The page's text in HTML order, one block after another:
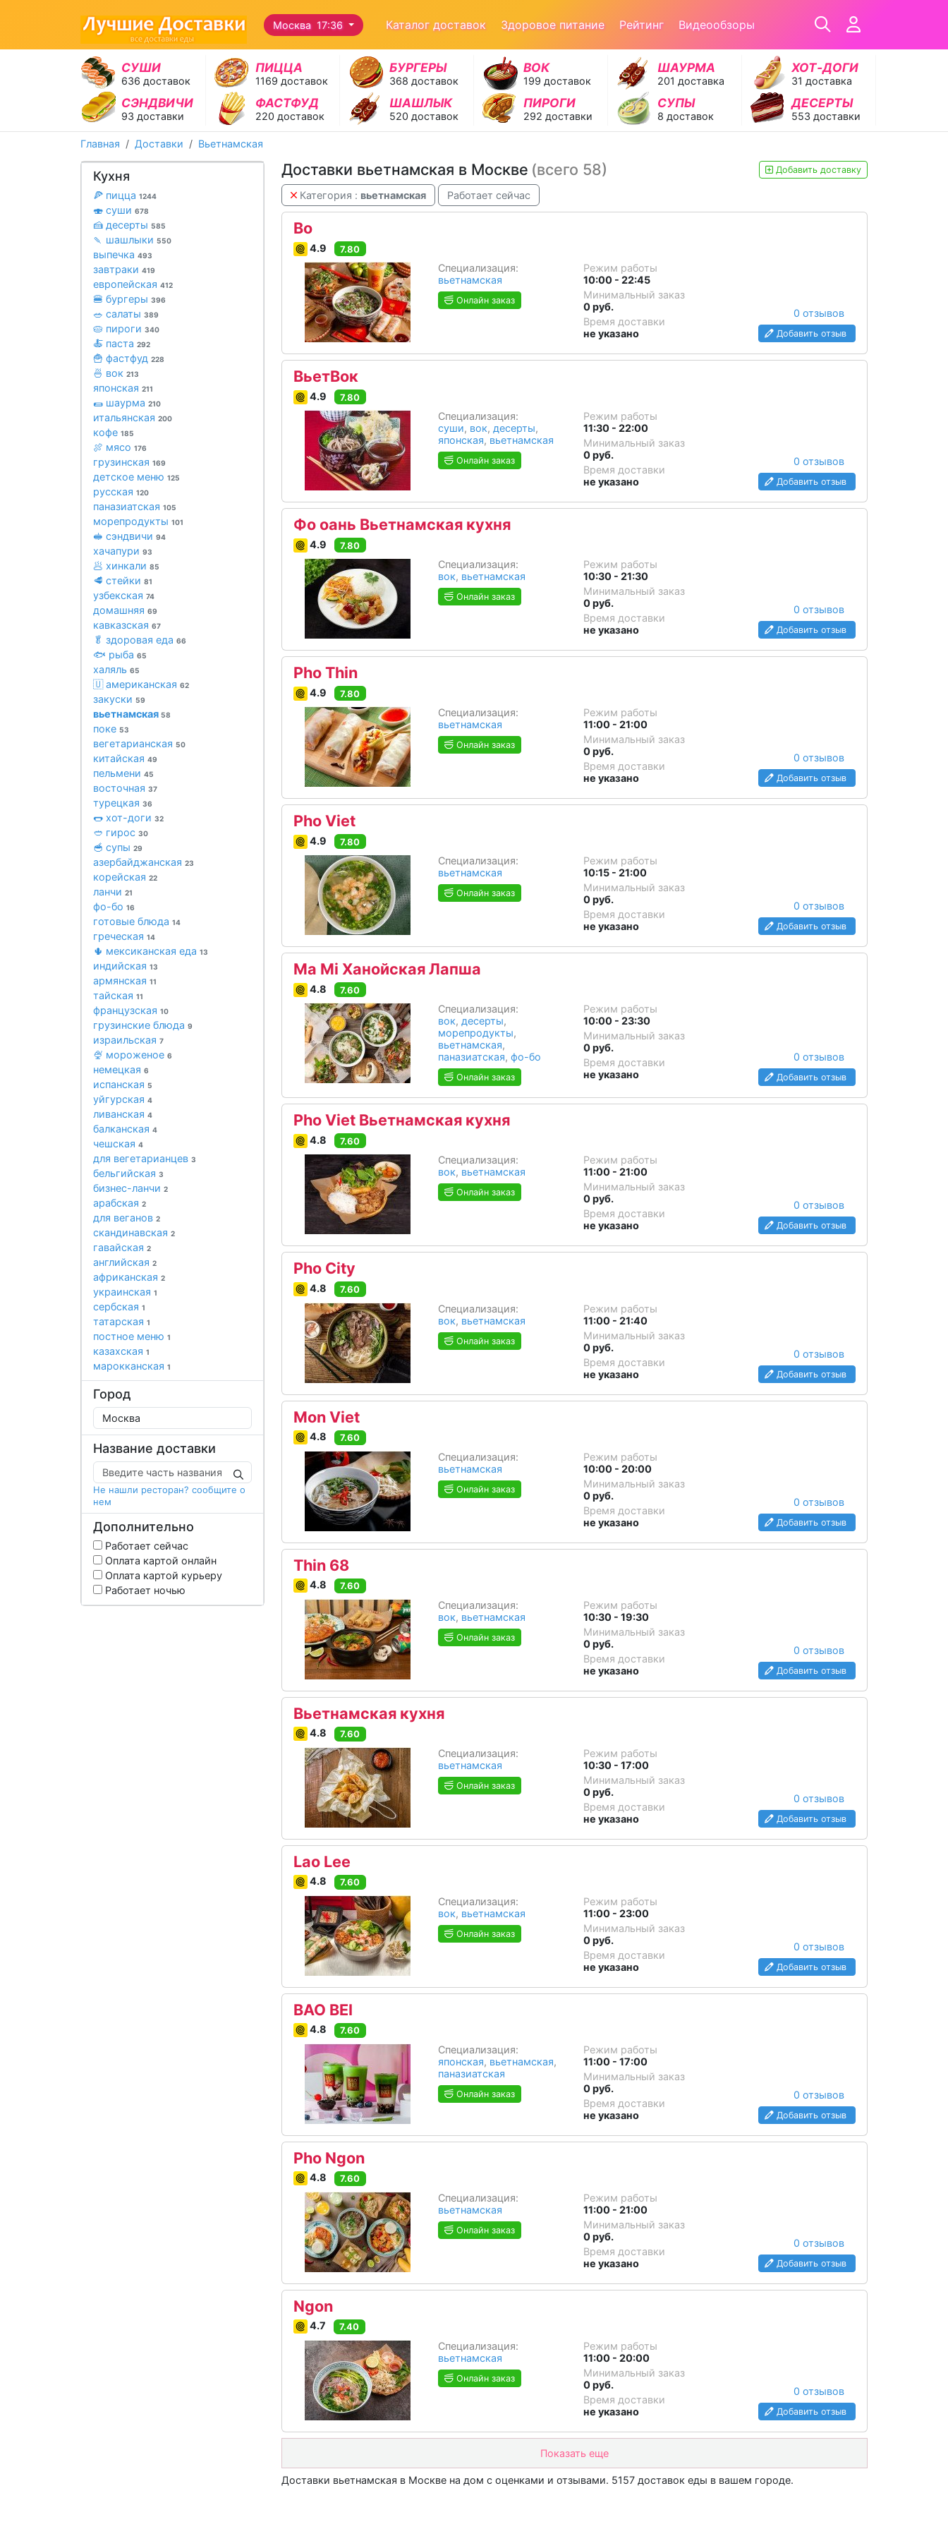
Москва 17:36 Каталог доставок Здоровое питание Рейтинг Видеообзоры
СУШИ
636 доставок
ПИЦЦА
1169 доставок
БУРГЕРЫ
368 доставок
ВОК
199 доставок
ШАУРМА
201 доставка
ХОТ‑ДОГИ
31 доставка
СЭНДВИЧИ
93 доставки
ФАСТФУД
220 доставок
ШАШЛЫК
520 доставок
ПИРОГИ
292 доставки
СУПЫ
8 доставок
ДЕСЕРТЫ
553 доставки
Главная Доставки Вьетнамская
Кухня
🍕 пицца 1244
🍣 суши 678
🍰 десерты 585
🍡 шашлыки 550
выпечка 493
завтраки 419
европейская 412
🍔 бургеры 396
🥗 салаты 389
🥧 пироги 340
🍝 паста 292
🍟 фастфуд 228
🍜 вок 213
японская 211
🌯 шаурма 210
итальянская 200
кофе 185
🍖 мясо 176
грузинская 169
детское меню 125
русская 120
паназиатская 105
морепродукты 101
🥪 сэндвичи 94
хачапури 93
🥟 хинкали 85
🥩 стейки 81
узбекская 74
домашняя 69
кавказская 67
🥬 здоровая еда 66
🐟 рыба 65
халяль 65
🇺 американская 62
закуски 59
вьетнамская 58
поке 53
вегетарианская 50
китайская 49
пельмени 45
восточная 37
турецкая 36
🌭 хот-доги 32
🥙 гирос 30
🥣 супы 29
азербайджанская 23
корейская 22
ланчи 21
фо-бо 16
готовые блюда 14
греческая 14
🌵 мексиканская еда 13
индийская 13
армянская 11
тайская 11
французская 10
грузинские блюда 9
израильская 7
🍨 мороженое 6
немецкая 6
испанская 5
уйгурская 4
ливанская 4
балканская 4
чешская 4
для вегетарианцев 3
бельгийская 3
бизнес-ланчи 2
арабская 2
для веганов 2
скандинавская 2
гавайская 2
английская 2
африканская 2
украинская 1
сербская 1
татарская 1
постное меню 1
казахская 1
марокканская 1
Город
Название доставки
Не нашли ресторан? сообщите о
нем
Дополнительно
Работает сейчас
Оплата картой онлайн
Оплата картой курьеру
Работает ночью
Доставки вьетнамская в Москве (всего 58) Добавить доставку
Категория : вьетнамская Работает сейчас
Bo
4.9 7.80
Специализация:
вьетнамская
Онлайн заказ
Режим работы
10:00 - 22:45
Минимальный заказ
0 руб.
Время доставки
не указано
0 отзывов
Добавить отзыв
ВьетВок
4.9 7.80
Специализация:
суши, вок, десерты,
японская, вьетнамская
Онлайн заказ
Режим работы
11:30 - 22:00
Минимальный заказ
0 руб.
Время доставки
не указано
0 отзывов
Добавить отзыв
Фо оань Вьетнамская кухня
4.9 7.80
Специализация:
вок, вьетнамская
Онлайн заказ
Режим работы
10:30 - 21:30
Минимальный заказ
0 руб.
Время доставки
не указано
0 отзывов
Добавить отзыв
Pho Thin
4.9 7.80
Специализация:
вьетнамская
Онлайн заказ
Режим работы
11:00 - 21:00
Минимальный заказ
0 руб.
Время доставки
не указано
0 отзывов
Добавить отзыв
Pho Viet
4.9 7.80
Специализация:
вьетнамская
Онлайн заказ
Режим работы
10:15 - 21:00
Минимальный заказ
0 руб.
Время доставки
не указано
0 отзывов
Добавить отзыв
Ma Mi Ханойская Лапша
4.8 7.60
Специализация:
вок, десерты,
морепродукты,
вьетнамская,
паназиатская,фо-бо
Онлайн заказ
Режим работы
10:00 - 23:30
Минимальный заказ
0 руб.
Время доставки
не указано
0 отзывов
Добавить отзыв
Pho Viet Вьетнамская кухня
4.8 7.60
Специализация:
вок, вьетнамская
Онлайн заказ
Режим работы
11:00 - 21:00
Минимальный заказ
0 руб.
Время доставки
не указано
0 отзывов
Добавить отзыв
Pho City
4.8 7.60
Специализация:
вок, вьетнамская
Онлайн заказ
Режим работы
11:00 - 21:40
Минимальный заказ
0 руб.
Время доставки
не указано
0 отзывов
Добавить отзыв
Mon Viet
4.8 7.60
Специализация:
вьетнамская
Онлайн заказ
Режим работы
10:00 - 20:00
Минимальный заказ
0 руб.
Время доставки
не указано
0 отзывов
Добавить отзыв
Thin 68
4.8 7.60
Специализация:
вок, вьетнамская
Онлайн заказ
Режим работы
10:30 - 19:30
Минимальный заказ
0 руб.
Время доставки
не указано
0 отзывов
Добавить отзыв
Вьетнамская кухня
4.8 7.60
Специализация:
вьетнамская
Онлайн заказ
Режим работы
10:30 - 17:00
Минимальный заказ
0 руб.
Время доставки
не указано
0 отзывов
Добавить отзыв
Lao Lee
4.8 7.60
Специализация:
вок, вьетнамская
Онлайн заказ
Режим работы
11:00 - 23:00
Минимальный заказ
0 руб.
Время доставки
не указано
0 отзывов
Добавить отзыв
BAO BEI
4.8 7.60
Специализация:
японская, вьетнамская,
паназиатская
Онлайн заказ
Режим работы
11:00 - 17:00
Минимальный заказ
0 руб.
Время доставки
не указано
0 отзывов
Добавить отзыв
Pho Ngon
4.8 7.60
Специализация:
вьетнамская
Онлайн заказ
Режим работы
11:00 - 21:00
Минимальный заказ
0 руб.
Время доставки
не указано
0 отзывов
Добавить отзыв
Ngon
4.7 7.40
Специализация:
вьетнамская
Онлайн заказ
Режим работы
11:00 - 20:00
Минимальный заказ
0 руб.
Время доставки
не указано
0 отзывов
Добавить отзыв
Показать еще
Доставки вьетнамская в Москве на дом c оценками и отзывами. 5157 доставок еды в вашем городе.